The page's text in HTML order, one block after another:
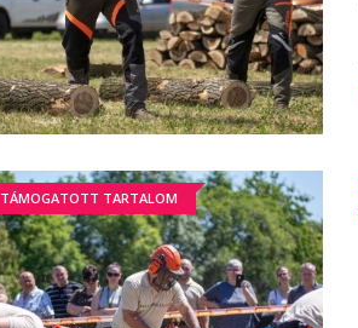
TÁMOGATOTT TARTALOM